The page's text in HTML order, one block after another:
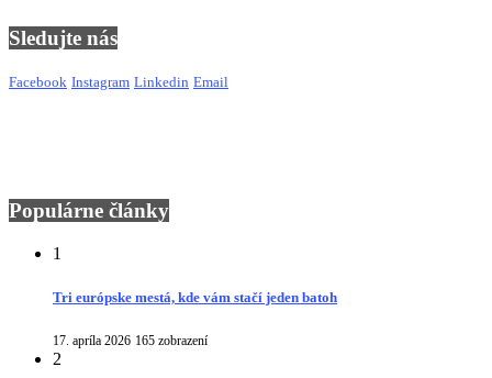
Sledujte nás
Facebook Instagram Linkedin Email
Populárne články
1
Tri európske mestá, kde vám stačí jeden batoh
17. apríla 2026 165 zobrazení
2